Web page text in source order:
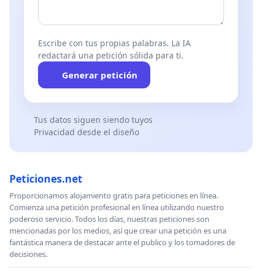
Escribe con tus propias palabras. La IA
redactará una petición sólida para ti.
Generar petición
Tus datos siguen siendo tuyos
Privacidad desde el diseño
Peticiones.net
Proporcionamos alojamiento gratis para peticiones en línea.
Comienza una petición profesional en línea utilizando nuestro
poderoso servicio. Todos los días, nuestras peticiones son
mencionadas por los medios, así que crear una petición es una
fantástica manera de destacar ante el publico y los tomadores de
decisiones.